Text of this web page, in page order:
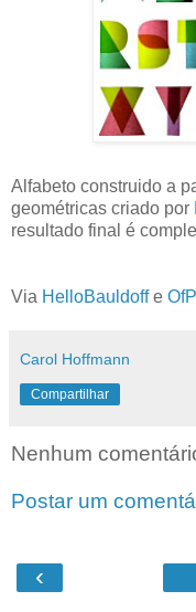
Alfabeto construido a
geométricas criado por
resultado final é
Via HelloBauldoffe
Carol Hoffmann
Compartilhar
Nenhum
Postar um
‹